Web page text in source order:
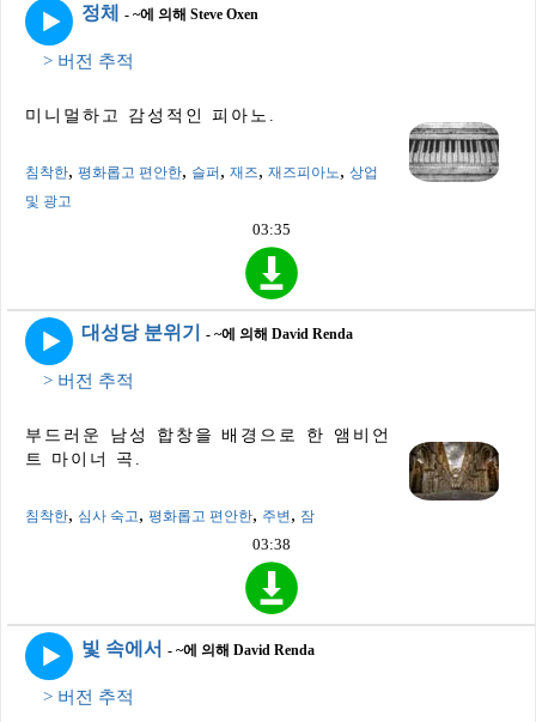
정체 - ~에 의해 Steve Oxen
> 버전 추적
미니멀하고 감성적인 피아노.
침착한, 평화롭고 편안한, 슬퍼 , 재즈, 재즈피아노, 상업
및 광고
03:35
대성당 분위기 - ~에 의해 David Renda
> 버전 추적
부드러운 남성 합창을 배경으로 한 앰비언
트 마이너 곡.
침착한, 심사 숙고, 평화롭고 편안한, 주변 , 잠
03:38
빛 속에서 - ~에 의해 David Renda
> 버전 추적